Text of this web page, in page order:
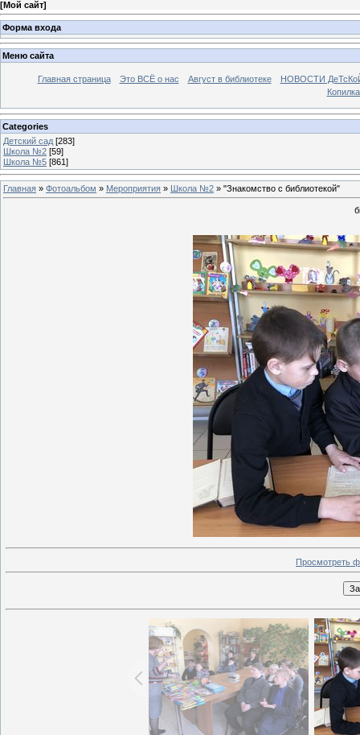
[Мой сайт]
Форма входа
Меню сайта
Главная страница Это ВСЁ о нас Август в библиотеке
НОВОСТИ
Categories
Детский сад [283]
Школа №2 [59]
Школа №5 [861]
Главная » Фотоальбом » Мероприятия » Школа №2 » "Знакомство с библиотекой"
Просмотреть